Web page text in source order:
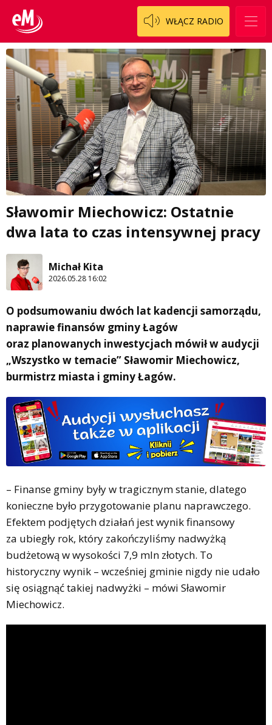
WŁĄCZ RADIO
Sławomir Miechowicz: Ostatnie
dwa lata to czas intensywnej pracy
Michał Kita
2026.05.28 16:02
O podsumowaniu dwóch lat kadencji samorządu,
naprawie finansów gminy Łagów
oraz planowanych inwestycjach mówił w audycji
„Wszystko w temacie” Sławomir Miechowicz,
burmistrz miasta i gminy Łagów.
– Finanse gminy były w tragicznym stanie, dlatego
konieczne było przygotowanie planu naprawczego.
Efektem podjętych działań jest wynik finansowy
za ubiegły rok, który zakończyliśmy nadwyżką
budżetową w wysokości 7,9 mln złotych. To
historyczny wynik – wcześniej gminie nigdy nie udało
się osiągnąć takiej nadwyżki – mówi Sławomir
Miechowicz.